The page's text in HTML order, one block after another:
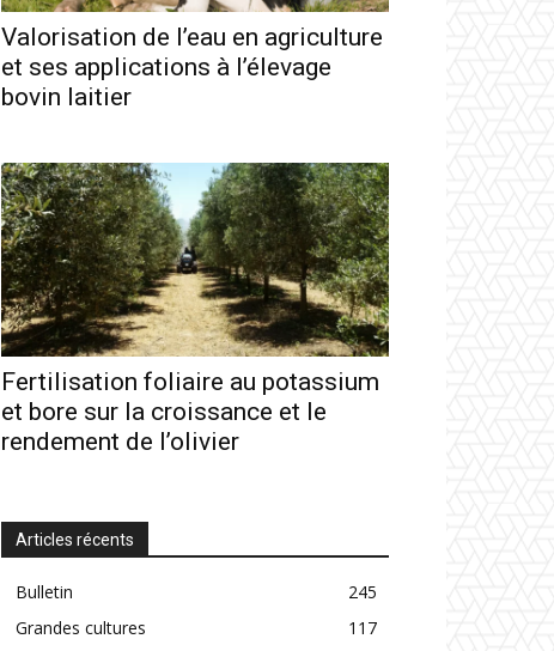
Valorisation de l’eau en agriculture
et ses applications à l’élevage
bovin laitier
Fertilisation foliaire au potassium
et bore sur la croissance et le
rendement de l’olivier
Articles récents
Bulletin
245
Grandes cultures
117